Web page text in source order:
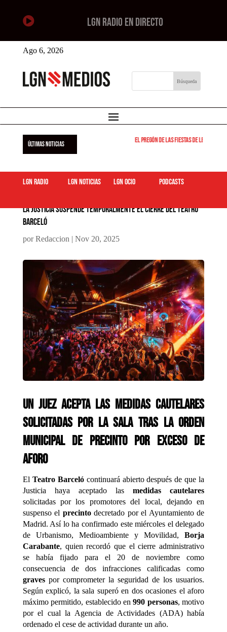
 LGN RADIO EN DIRECTO
Ago 6, 2026
ÚLTIMAS NOTICIAS El pregón de las fiestas de Leganés
LGN Radio LGN Noticias LGN ocio podcasts
La Justicia suspende temporalmente el cierre del Teatro
Barceló
porRedaccion| Nov 20, 2025
Un juez acepta las medidas cautelares
solicitadas por la sala tras la orden
municipal de precinto por exceso de
aforo
El Teatro Barcelócontinuará abierto después de que la
Justicia haya aceptado lasmedidas cautelares
solicitadas por los promotores del local, dejando en
suspenso el precintodecretado por el Ayuntamiento de
Madrid. Así lo ha confirmado este miércoles el delegado
de Urbanismo, Medioambiente y Movilidad,Borja
Carabante, quien recordó que el cierre administrativo
se había fijado para el 20 de noviembre como
consecuencia de dos infracciones calificadas como
gravespor comprometer la seguridad de los usuarios.
Según explicó, la sala superó en dos ocasiones el aforo
máximo permitido, establecido en990 personas, motivo
por el cual la Agencia de Actividades (ADA) había
ordenado el cese de actividad durante un año.